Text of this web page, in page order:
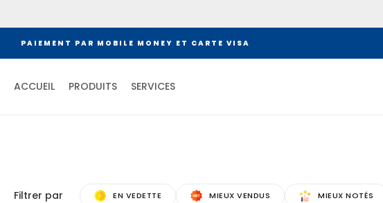
PAIEMENT PAR MOBILE MONEY ET CARTE VISA
ACCUEIL PRODUITS SERVICES
Filtrer par EN VEDETTE MIEUX VENDUS MIEUX NOTÉS